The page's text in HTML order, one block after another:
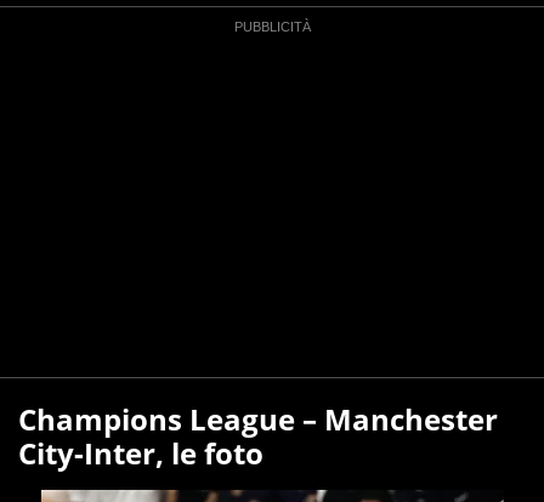
Champions League – Manchester
City-Inter, le foto